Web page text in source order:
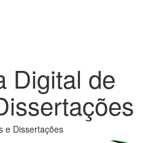
Digital de
e Dissertações